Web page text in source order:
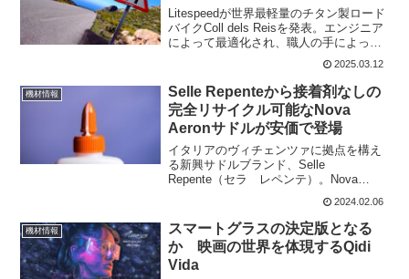
Litespeedが世界最軽量のチタン製ロード
バイクColl dels Reisを発表。エンジニア
によって最適化され、職人の手によって
作られたColl dels Reisは、過酷な山を制
覇するクライマーやKOMハンターのため
にデザインされて...
2025.03.12
機材情報
Selle Repenteから接着剤なしの
完全リサイクル可能なNova
Aeronサドルが安価で登場
イタリアのヴィチェンツァに拠点を構え
る新興サドルブランド、Selle
Repente（セラ レペンテ）。Nova
好家のために設計された、非常に汎用性
の高いサドル。接着剤や溶剤を一切使用
せず、100...
2024.02.06
機材情報
スマートグラスの決定版となる
か 映画の世界を体現するQidi
Vida